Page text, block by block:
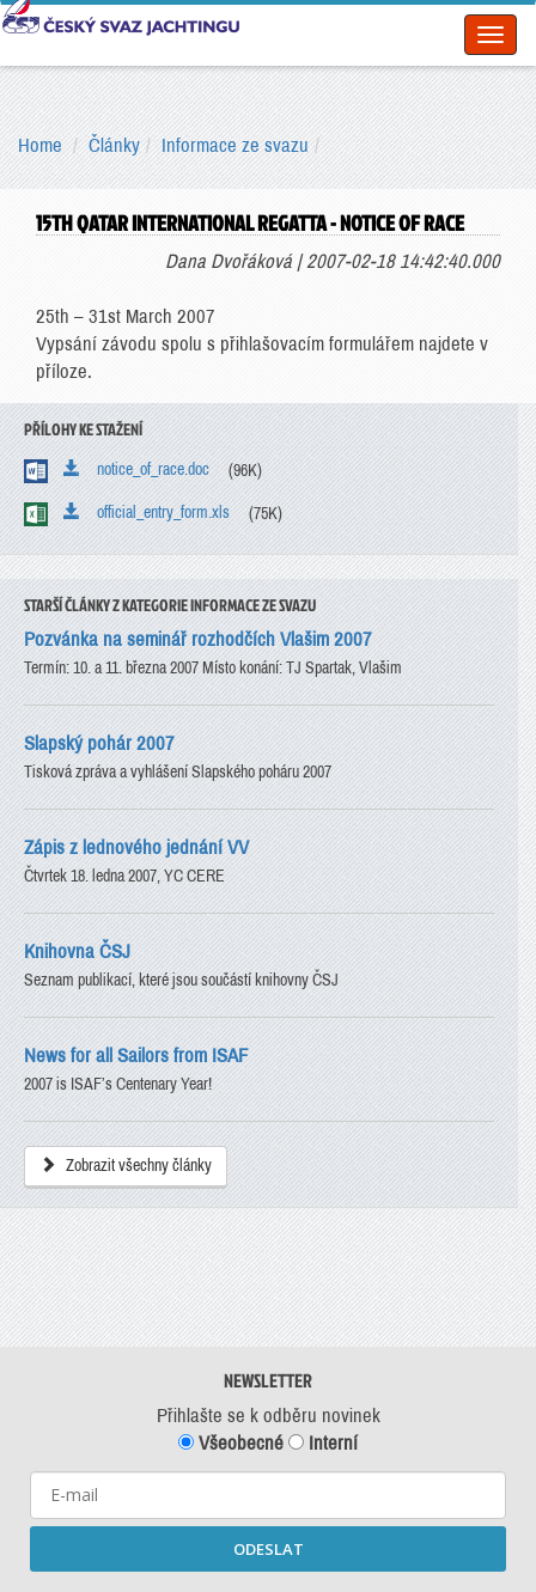
Home Články Informace ze svazu
15TH QATAR INTERNATIONAL REGATTA - NOTICE OF RACE
Dana Dvořáková | 2007-02-18 14:42:40.000
25th – 31st March 2007
Vypsání závodu spolu s přihlašovacím formulářem najdete v
příloze.
PŘÍLOHY KE STAŽENÍ
notice_of_race.doc (96K)
official_entry_form.xls (75K)
STARŠÍ ČLÁNKY Z KATEGORIE INFORMACE ZE SVAZU
Pozvánka na seminář rozhodčích Vlašim 2007
Termín: 10. a 11. března 2007 Místo konání: TJ Spartak, Vlašim
Slapský pohár 2007
Tisková zpráva a vyhlášení Slapského poháru 2007
Zápis z lednového jednání VV
Čtvrtek 18. ledna 2007, YC CERE
Knihovna ČSJ
Seznam publikací, které jsou součástí knihovny ČSJ
News for all Sailors from ISAF
2007 is ISAF’s Centenary Year!
Zobrazit všechny články
NEWSLETTER
Přihlašte se k odběru novinek
Všeobecné
Interní
ODESLAT